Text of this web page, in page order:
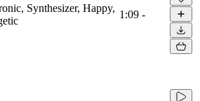
Synthesizer, Happy,
1:09 -